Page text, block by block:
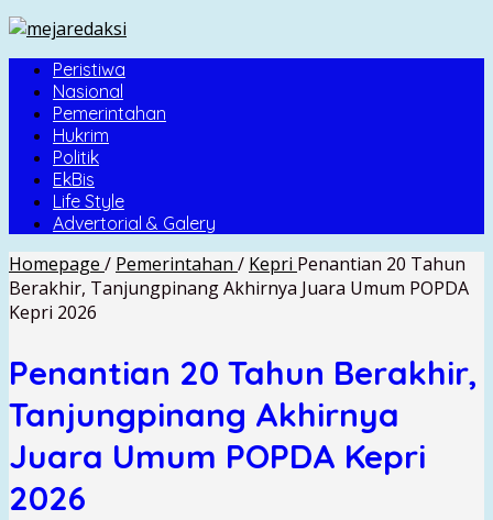
Peristiwa
Nasional
Pemerintahan
Hukrim
Politik
EkBis
Life Style
Advertorial & Galery
Homepage / Pemerintahan / Kepri Penantian 20 Tahun
Berakhir, Tanjungpinang Akhirnya Juara Umum POPDA
Kepri 2026
Penantian 20 Tahun Berakhir,
Tanjungpinang Akhirnya
Juara Umum POPDA Kepri
2026